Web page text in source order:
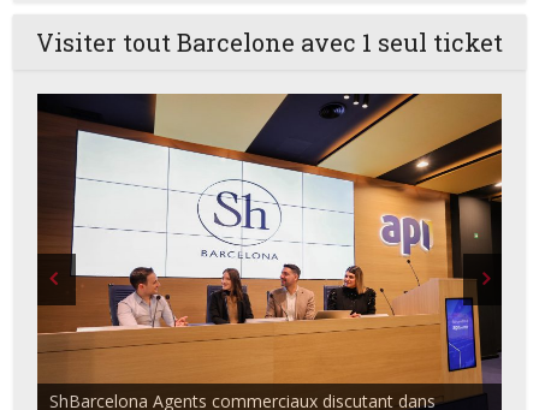
Visiter tout Barcelone avec 1 seul ticket
ShBarcelona Agents commerciaux discutant dans